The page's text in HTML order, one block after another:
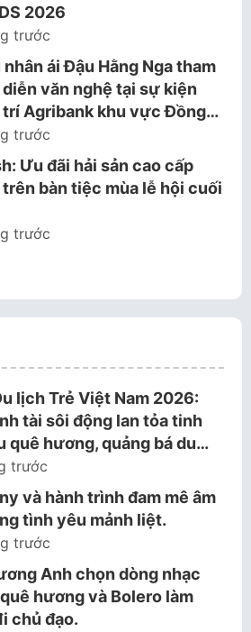
2026
trước
nhân ái Đậu Hằng Nga tham
văn nghệ tại sự kiện
trí Agribank khu vực Đồng…
trước
Ưu đãi hải sản cao cấp
trên bàn tiệc mùa lễ hội cuối
trước
lịch Trẻ Việt Nam 2026:
tài sôi động lan tỏa tinh
quê hương, quảng bá du…
trước
và hành trình đam mê âm
tình yêu mảnh liệt.
trước
Anh chọn dòng nhạc
hương và Bolero làm
chủ đạo.